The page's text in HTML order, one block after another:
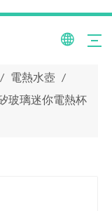
/ 電熱水壺
/
玻璃迷你電熱杯